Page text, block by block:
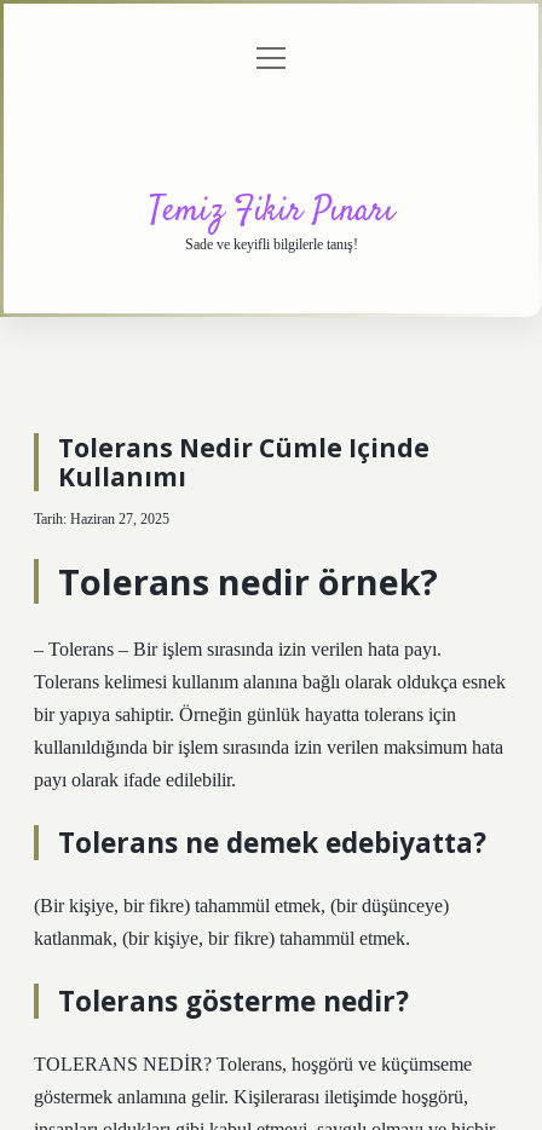
menüyü
Temiz Fikir Pınarı
Sade ve keyifli bilgilerle tanış!
Tolerans Nedir Cümle Içinde
Kullanımı
Tarih: Haziran 27, 2025
Tolerans nedir örnek?
– Tolerans – Bir işlem sırasında izin verilen hata payı.
Tolerans kelimesi kullanım alanına bağlı olarak oldukça esnek
bir yapıya sahiptir. Örneğin günlük hayatta tolerans için
kullanıldığında bir işlem sırasında izin verilen maksimum hata
payı olarak ifade edilebilir.
Tolerans ne demek edebiyatta?
(Bir kişiye, bir fikre) tahammül etmek, (bir düşünceye)
katlanmak, (bir kişiye, bir fikre) tahammül etmek.
Tolerans gösterme nedir?
TOLERANS NEDİR? Tolerans, hoşgörü ve küçümseme
göstermek anlamına gelir. Kişilerarası iletişimde hoşgörü,